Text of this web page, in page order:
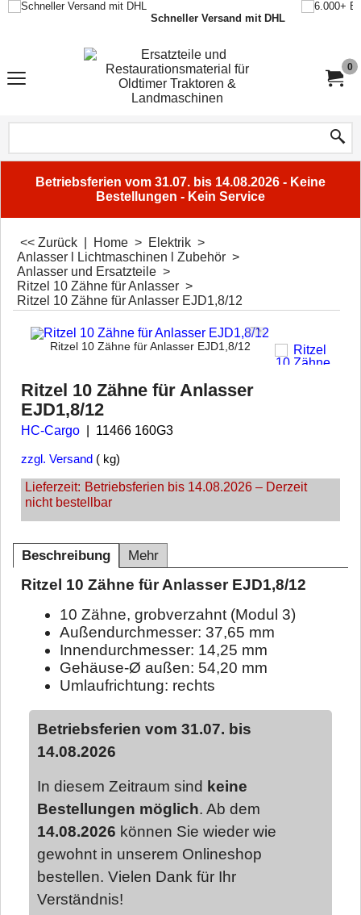
Schneller Versand mit DHL
0
Betriebsferien vom 31.07. bis 14.08.2026 - Keine
Bestellungen - Kein Service
<< Zurück Home > Elektrik >
Anlasser l Lichtmaschinen l Zubehör >
Anlasser und Ersatzteile >
Ritzel 10 Zähne für Anlasser >
Ritzel 10 Zähne für Anlasser EJD1,8/12
Ritzel 10 Zähne für Anlasser EJD1,8/12
Ritzel 10 Zähne für Anlasser
EJD1,8/12
HC-Cargo 11466 160G3
zzgl. Versand kg
Lieferzeit: Betriebsferien bis 14.08.2026 – Derzeit
nicht bestellbar
Beschreibung Mehr
Ritzel 10 Zähne für Anlasser EJD1,8/12
10 Zähne, grobverzahnt (Modul 3)
Außendurchmesser: 37,65 mm
Innendurchmesser: 14,25 mm
Gehäuse-Ø außen: 54,20 mm
Umlaufrichtung: rechts
Betriebsferien vom 31.07. bis
14.08.2026
In diesem Zeitraum sind keine
Bestellungen möglich. Ab dem
14.08.2026 können Sie wieder wie
gewohnt in unserem Onlineshop
bestellen. Vielen Dank für Ihr
Verständnis!